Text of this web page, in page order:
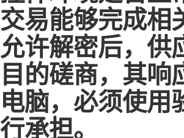
交易能够完成相
允许解密后，供
目的磋商，其
电脑，必须使用
行承担。